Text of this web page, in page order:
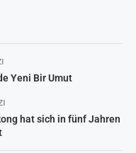
Yeni Bir Umut
hat sich in fünf Jahren